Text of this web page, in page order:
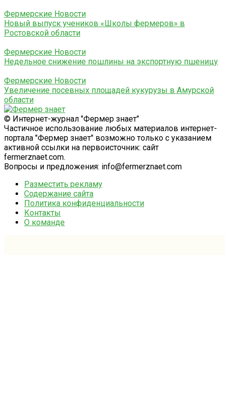
Фермерские Новости
Новый выпуск учеников «Школы фермеров» в
Ростовской области
Фермерские Новости
Недельное снижение пошлины на экспортную пшеницу
Фермерские Новости
Увеличение посевных площадей кукурузы в Амурской
области
© Интернет-журнал "Фермер знает"
Частичное использование любых материалов интернет-
портала "Фермер знает" возможно только с указанием
активной ссылки на первоисточник: сайт
fermerznaet.com.
Вопросы и предложения: info@fermerznaet.com
Разместить рекламу
Содержание сайта
Политика конфиденциальности
Контакты
О команде